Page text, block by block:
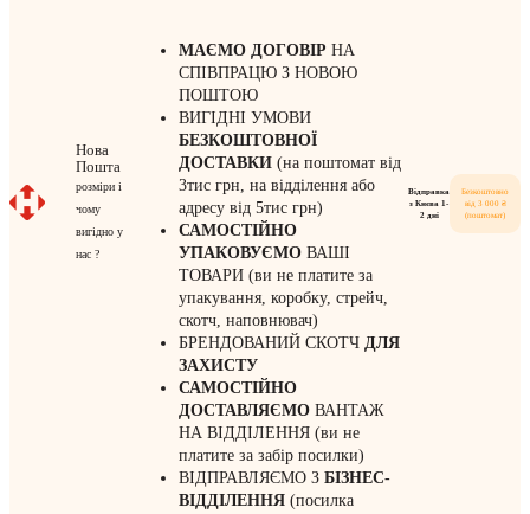
Нова
Пошта
розміри і
чому
вигідно у
нас ?
МАЄМО ДОГОВІР НА
СПІВПРАЦЮ З НОВОЮ
ПОШТОЮ
ВИГІДНІ УМОВИ
БЕЗКОШТОВНОЇ
ДОСТАВКИ(на поштомат від
3тис грн, на відділення або
адресу від 5тис грн)
САМОСТІЙНО
УПАКОВУЄМОВАШІ
ТОВАРИ (ви не платите за
упакування, коробку, стрейч,
скотч, наповнювач)
БРЕНДОВАНИЙ СКОТЧ ДЛЯ
ЗАХИСТУ
САМОСТІЙНО
ДОСТАВЛЯЄМОВАНТАЖ
НА ВІДДІЛЕННЯ (ви не
платите за забір посилки)
ВІДПРАВЛЯЄМО З БІЗНЕС-
ВІДДІЛЕННЯ(посилка
Відправка
з Києва 1-
2 дні
Безкоштовно
від 3 000 ₴
(поштомат)